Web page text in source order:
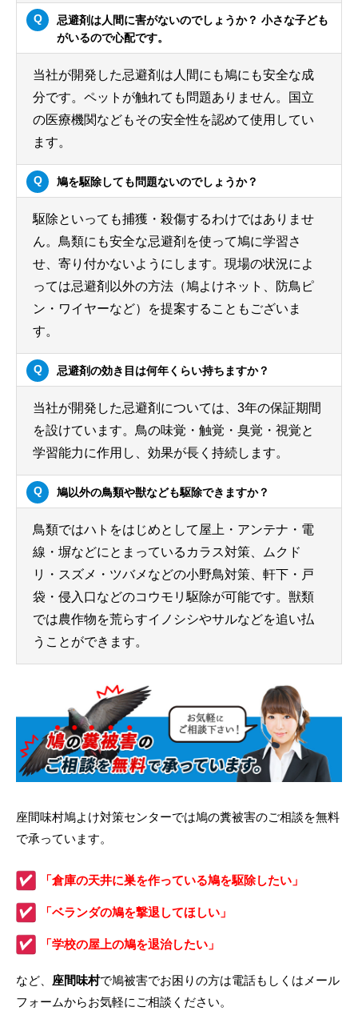
忌避剤は人間に害がないのでしょうか？ 小さな子ども
がいるので心配です。
当社が開発した忌避剤は人間にも鳩にも安全な成
分です。ペットが触れても問題ありません。国立
の医療機関などもその安全性を認めて使用してい
ます。
鳩を駆除しても問題ないのでしょうか？
駆除といっても捕獲・殺傷するわけではありませ
ん。鳥類にも安全な忌避剤を使って鳩に学習さ
せ、寄り付かないようにします。現場の状況によ
っては忌避剤以外の方法（鳩よけネット、防鳥ピ
ン・ワイヤーなど）を提案することもございま
す。
忌避剤の効き目は何年くらい持ちますか？
当社が開発した忌避剤については、3年の保証期間
を設けています。鳥の味覚・触覚・臭覚・視覚と
学習能力に作用し、効果が長く持続します。
鳩以外の鳥類や獣なども駆除できますか？
鳥類ではハトをはじめとして屋上・アンテナ・電
線・塀などにとまっているカラス対策、ムクド
リ・スズメ・ツバメなどの小野鳥対策、軒下・戸
袋・侵入口などのコウモリ駆除が可能です。獣類
では農作物を荒らすイノシシやサルなどを追い払
うことができます。
座間味村鳩よけ対策センターでは鳩の糞被害のご相談を無料
で承っています。
「倉庫の天井に巣を作っている鳩を駆除したい」
「ベランダの鳩を撃退してほしい」
「学校の屋上の鳩を退治したい」
など、 座間味村で鳩被害でお困りの方は電話もしくはメール
フォームからお気軽にご相談ください。